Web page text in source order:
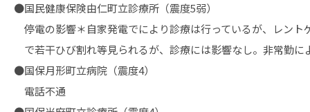
●国民健康保険由仁町立診療所（震度5弱）
停電の影響＊自家発電でにより診療は行っているが、レント
で若干ひび割れ等見られるが、診療には影響なし。非常勤に
●国保月形町立病院（震度4）
電話不通